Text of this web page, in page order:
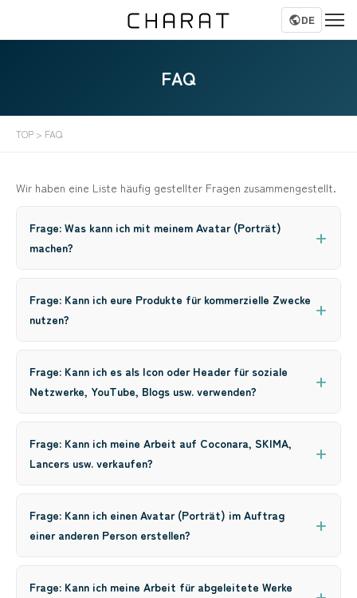
DE
FAQ
TOP > FAQ
Wir haben eine Liste häufig gestellter Fragen zusammengestellt.
Frage: Was kann ich mit meinem Avatar (Porträt)
machen?
Frage: Kann ich eure Produkte für kommerzielle Zwecke
nutzen?
Frage: Kann ich es als Icon oder Header für soziale
Netzwerke, YouTube, Blogs usw. verwenden?
Frage: Kann ich meine Arbeit auf Coconara, SKIMA,
Lancers usw. verkaufen?
Frage: Kann ich einen Avatar (Porträt) im Auftrag
einer anderen Person erstellen?
Frage: Kann ich meine Arbeit für abgeleitete Werke